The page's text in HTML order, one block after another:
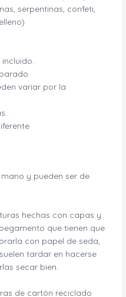
serpentinas, confeti,
variar por la
y pueden ser de
hechas con capas y
que tienen que
con papel de seda,
tardar en hacerse
secar bien.
de cartón reciclado